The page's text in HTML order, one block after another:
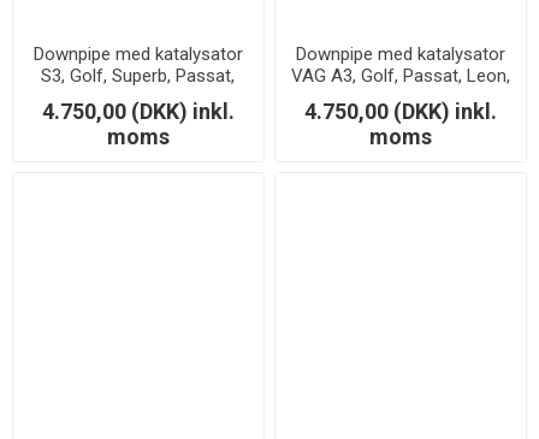
Downpipe med katalysator
S3, Golf, Superb, Passat,
Leon 2.0 TSI/TFSI
4.750,00 (DKK) inkl.
moms
Downpipe med katalysator
VAG A3, Golf, Passat, Leon,
Octavia, Superb 1.8/2.0
TSI/TFSI
4.750,00 (DKK) inkl.
moms